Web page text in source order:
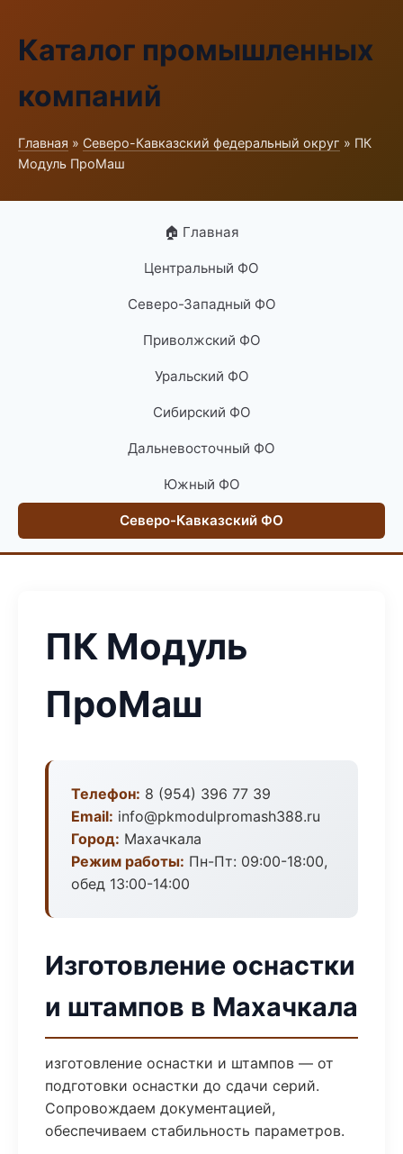
Каталог промышленных
компаний
Главная » Северо-Кавказский федеральный округ » ПК
Модуль ПроМаш
🏠 Главная
Центральный ФО
Северо-Западный ФО
Приволжский ФО
Уральский ФО
Сибирский ФО
Дальневосточный ФО
Южный ФО
Северо-Кавказский ФО
ПК Модуль
ПроМаш
Телефон: 8 (954) 396 77 39
Email: info@pkmodulpromash388.ru
Город: Махачкала
Режим работы: Пн-Пт: 09:00-18:00,
обед 13:00-14:00
Изготовление оснастки
и штампов в Махачкала
изготовление оснастки и штампов — от
подготовки оснастки до сдачи серий.
Сопровождаем документацией,
обеспечиваем стабильность параметров.